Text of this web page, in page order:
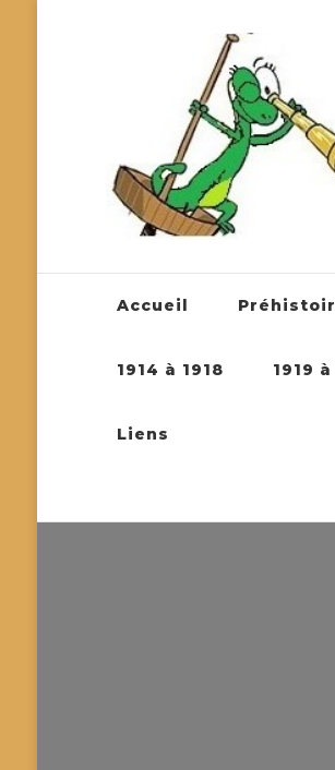
Accueil
1914 à 1918 1919
Liens